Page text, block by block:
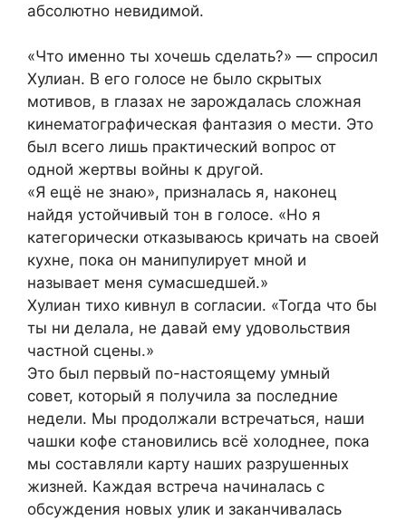
абсолютно невидимой.
«Что именно ты хочешь сделать?» — спросил
Хулиан. В его голосе не было скрытых
мотивов, в глазах не зарождалась сложная
кинематографическая фантазия о мести. Это
был всего лишь практический вопрос от
одной жертвы войны к другой.
«Я ещё не знаю», призналась я, наконец
найдя устойчивый тон в голосе. «Но я
категорически отказываюсь кричать на своей
кухне, пока он манипулирует мной и
называет меня сумасшедшей.»
Хулиан тихо кивнул в согласии. «Тогда что бы
ты ни делала, не давай ему удовольствия
частной сцены.»
Это был первый по-настоящему умный
совет, который я получила за последние
недели. Мы продолжали встречаться, наши
чашки кофе становились всё холоднее, пока
мы составляли карту наших разрушенных
жизней. Каждая встреча начиналась с
обсуждения новых улик и заканчивалась